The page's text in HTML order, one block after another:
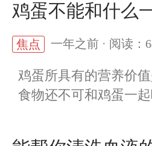
鸡蛋不能和什么
焦点 一年之前 · 阅读：
鸡蛋所具有的营养价
食物还不可和鸡蛋一